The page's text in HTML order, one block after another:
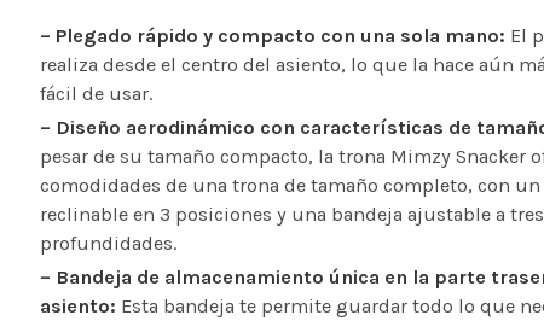
– Plegado rápido y compacto con una sola mano: El
realiza desde el centro del asiento, lo que la hace aún
fácil de usar.
– Diseño aerodinámico con características de
pesar de su tamaño compacto, la trona Mimzy Snacker
comodidades de una trona de tamaño completo, con un
reclinable en 3 posiciones y una bandeja ajustable a tres
profundidades.
– Bandeja de almacenamiento única en la parte
asiento: Esta bandeja te permite guardar todo lo que